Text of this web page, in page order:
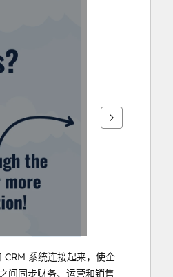
系统连接起来，使企
间同步财务、运营和销售